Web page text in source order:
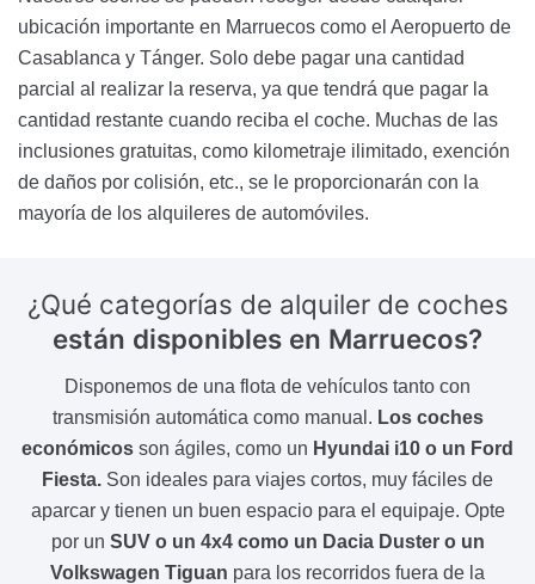
ubicación importante en Marruecos como el Aeropuerto de
Casablanca y Tánger. Solo debe pagar una cantidad
parcial al realizar la reserva, ya que tendrá que pagar la
cantidad restante cuando reciba el coche. Muchas de las
inclusiones gratuitas, como kilometraje ilimitado, exención
de daños por colisión, etc., se le proporcionarán con la
mayoría de los alquileres de automóviles.
¿Qué categorías de alquiler de coches
están disponibles en Marruecos?
Disponemos de una flota de vehículos tanto con
transmisión automática como manual. Los coches
económicos son ágiles, como un Hyundai i10 o un Ford
Fiesta. Son ideales para viajes cortos, muy fáciles de
aparcar y tienen un buen espacio para el equipaje. Opte
por un SUV o un 4x4 como un Dacia Duster o un
Volkswagen Tiguan para los recorridos fuera de la